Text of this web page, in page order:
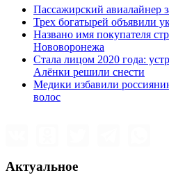
Пассажирский авиалайнер
Трех богатырей объявили
Названо имя покупателя
Нововоронежа
Стала лицом 2020 года:
Алёнки решили снести
Медики избавили
волос
Актуальное